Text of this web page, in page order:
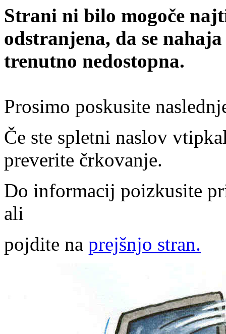
Strani ni bilo mogoče
odstranjena, da se
trenutno nedostopna.
Prosimo poskusite
Če ste spletni naslov
preverite črkovanje.
Do informacij poizkusite
ali
pojdite na prejšnjo stran.